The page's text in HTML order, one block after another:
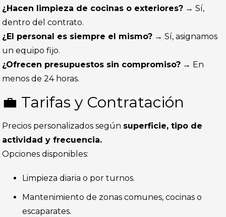
¿Hacen limpieza de cocinas o exteriores? → Sí,
dentro del contrato.
¿El personal es siempre el mismo? → Sí, asignamos
un equipo fijo.
¿Ofrecen presupuestos sin compromiso? → En
menos de 24 horas.
💼 Tarifas y Contratación
Precios personalizados según superficie, tipo de
actividad y frecuencia.
Opciones disponibles:
Limpieza diaria o por turnos.
Mantenimiento de zonas comunes, cocinas o
escaparates.